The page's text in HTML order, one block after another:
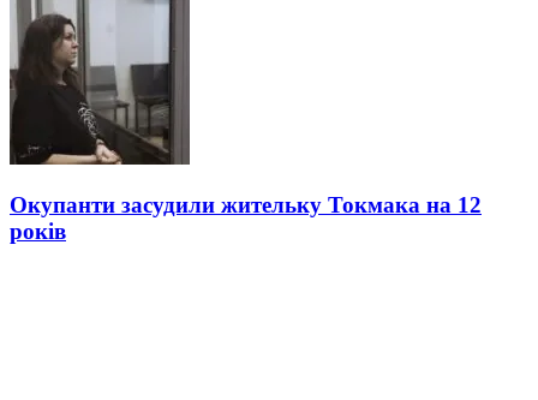
Окупанти засудили жительку Токмака на 12
років